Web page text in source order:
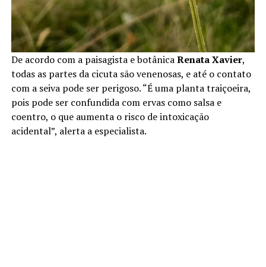
De acordo com a paisagista e botânicaRenata Xavier,
todas as partes da cicuta são venenosas, e até o contato
com a seiva pode ser perigoso. “É uma planta traiçoeira,
pois pode ser confundida com ervas como salsa e
coentro, o que aumenta o risco de intoxicação
acidental”, alerta a especialista.